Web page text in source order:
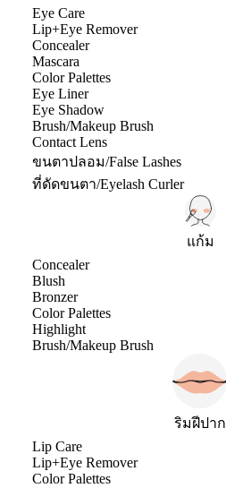
Eye Care
Lip+Eye Remover
Concealer
Mascara
Color Palettes
Eye Liner
Eye Shadow
Brush/Makeup Brush
Contact Lens
ขนตาปลอม/False Lashes
ที่ดัดขนตา/Eyelash Curler
แก้ม
Concealer
Blush
Bronzer
Color Palettes
Highlight
Brush/Makeup Brush
ริมฝีปาก
Lip Care
Lip+Eye Remover
Color Palettes